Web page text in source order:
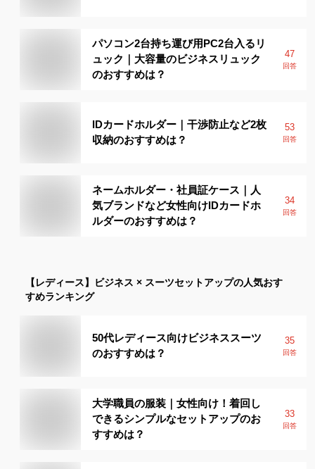
パソコン2台持ち運び用PC2台入るリ
ュック｜大容量のビジネスリュック
のおすすめは？
47
回答
IDカードホルダー｜干渉防止など2枚
収納のおすすめは？
53
回答
ネームホルダー・社員証ケース｜人
気ブランドなど女性向けIDカードホ
ルダーのおすすめは？
34
回答
【レディース】 ビジネス × スーツセットアップの人気おす
すめランキング
50代レディース向けビジネススーツ
のおすすめは？
35
回答
大学職員の服装｜女性向け！着回し
できるシンプルなセットアップのお
すすめは？
33
回答